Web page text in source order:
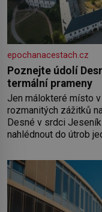
epochanacestach.cz
Poznejte údolí
termální prameny
Jen málokteré místo
rozmanitých zážitků
Desné v srdci
nahlédnout do útrob
koloběžce a den
Losinách nebo v